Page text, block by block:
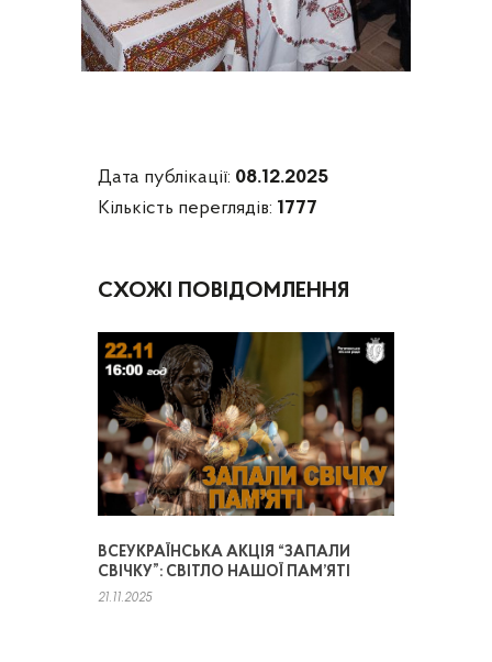
Дата публікації: 08.12.2025
Кількість переглядів: 1777
СХОЖІ ПОВІДОМЛЕННЯ
ВСЕУКРАЇНСЬКА АКЦІЯ “ЗАПАЛИ
СВІЧКУ”: СВІТЛО НАШОЇ ПАМ’ЯТІ
21.11.2025